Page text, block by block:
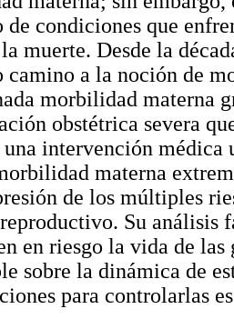
de condiciones que
muerte. Desde la
camino a la noción de
morbilidad materna
obstétrica severa
intervención
materna
de los múltiples
Su análisis
en riesgo la vida de
sobre la dinámica de
para controlarlas